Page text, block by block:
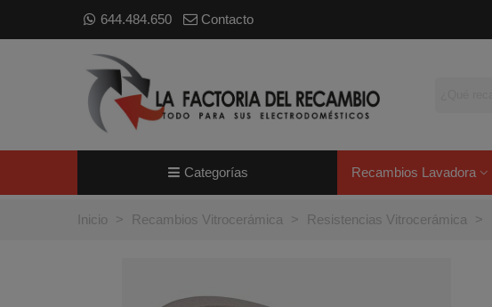
644.484.650 Contacto
Categorías Recambios Lavadora
Inicio > Recambios Vitrocerámica > Resistencias Vitrocerámica >